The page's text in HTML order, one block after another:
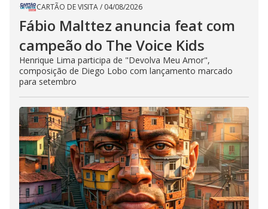
CARTÃO DE VISITA/ 04/08/2026
Fábio Malttez anuncia feat com
campeão do The Voice Kids
Henrique Lima participa de "Devolva Meu Amor",
composição de Diego Lobo com lançamento marcado
para setembro